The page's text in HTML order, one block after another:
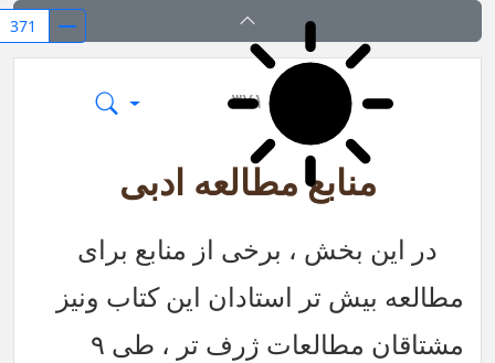
بر بال قلم ۳۷۱
منابع مطالعه ادبی
در این بخش ، برخی از منابع برای
مطالعه بیش تر استادان این کتاب ونیز
مشتاقان مطالعات ژرف تر ، طی ٩